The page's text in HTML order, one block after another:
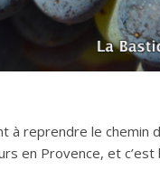
à reprendre le chemin
en Provence, et